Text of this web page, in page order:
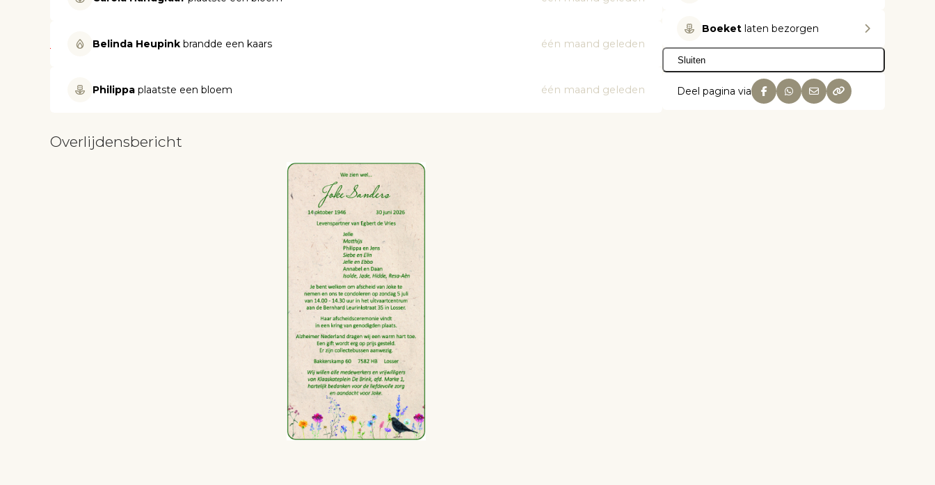
Belinda Heupink brandde een kaars één maand geleden
Philippa plaatste een bloem één maand geleden
Overlijdensbericht
Boeket laten bezorgen
Sluiten
Deel pagina via